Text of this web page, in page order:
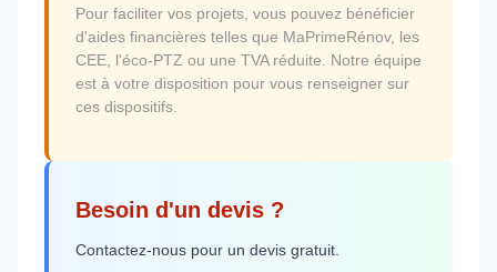
Pour faciliter vos projets, vous pouvez bénéficier
d'aides financières telles que MaPrimeRénov, les
CEE, l'éco-PTZ ou une TVA réduite. Notre équipe
est à votre disposition pour vous renseigner sur
ces dispositifs.
Besoin d'un devis ?
Contactez-nous pour un devis gratuit.